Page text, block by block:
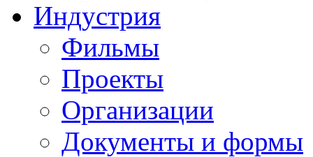
Индустрия
Фильмы
Проекты
Организации
Документы и формы